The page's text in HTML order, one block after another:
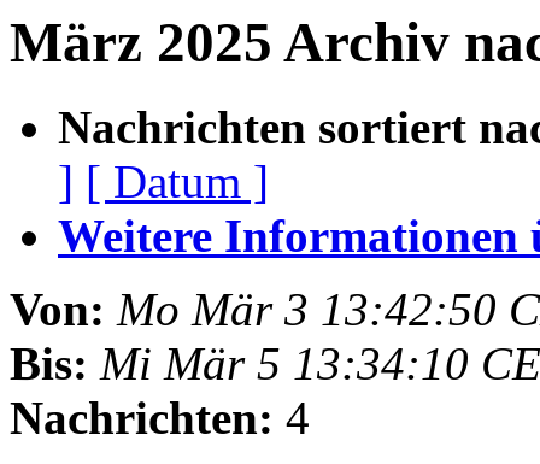
März 2025 Archiv
Nachrichten sortiert
] [ Datum ]
Weitere Informationen
Von: Mo Mär 3 13:42:50
Bis: Mi Mär 5 13:34:10
Nachrichten: 4